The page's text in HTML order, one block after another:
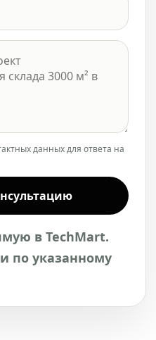
данных для ответа на
в TechMart.
по указанному